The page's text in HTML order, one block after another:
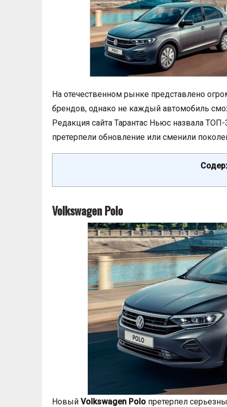
На отечественном рынке представлено
брендов, однако не каждый автомобиль
Редакция сайта Тарантас Ньюс назвала
претерпели обновление или сменили
Volkswagen Polo
Новый Volkswagen Polo претерпел